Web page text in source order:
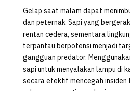
Gelap saat malam dapat
dan peternak. Sapi yang
rentan cedera, sementara
terpantau berpotensi menjadi
gangguan predator.
sapi untuk menyalakan lampu di
secara efektif mencegah insiden